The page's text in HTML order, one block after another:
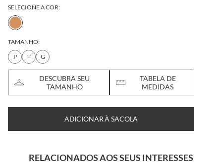
SELECIONE A COR:
TAMANHO:
P
M G
DESCUBRA SEU
TAMANHO
TABELA DE
MEDIDAS
ADICIONAR À SACOLA
RELACIONADOS AOS SEUS INTERESSES